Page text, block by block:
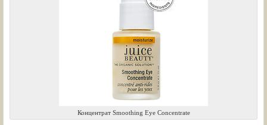
Концентрат Smoothing Eye Concentrate